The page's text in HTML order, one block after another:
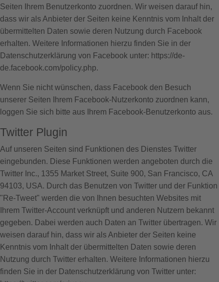
Seiten Ihrem Benutzerkonto zuordnen. Wir weisen darauf hin,
dass wir als Anbieter der Seiten keine Kenntnis vom Inhalt der
übermittelten Daten sowie deren Nutzung durch Facebook
erhalten. Weitere Informationen hierzu finden Sie in der
Datenschutzerklärung von Facebook unter: https://de-
de.facebook.com/policy.php.
Wenn Sie nicht wünschen, dass Facebook den Besuch
unserer Seiten Ihrem Facebook-Nutzerkonto zuordnen kann,
loggen Sie sich bitte aus Ihrem Facebook-Benutzerkonto aus.
Twitter Plugin
Auf unseren Seiten sind Funktionen des Dienstes Twitter
eingebunden. Diese Funktionen werden angeboten durch die
Twitter Inc., 1355 Market Street, Suite 900, San Francisco, CA
94103, USA. Durch das Benutzen von Twitter und der Funktion
"Re-Tweet" werden die von Ihnen besuchten Websites mit
Ihrem Twitter-Account verknüpft und anderen Nutzern bekannt
gegeben. Dabei werden auch Daten an Twitter übertragen. Wir
weisen darauf hin, dass wir als Anbieter der Seiten keine
Kenntnis vom Inhalt der übermittelten Daten sowie deren
Nutzung durch Twitter erhalten. Weitere Informationen hierzu
finden Sie in der Datenschutzerklärung von Twitter unter: